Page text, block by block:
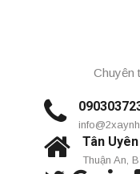
Chuyên
Tân
Thuận An,